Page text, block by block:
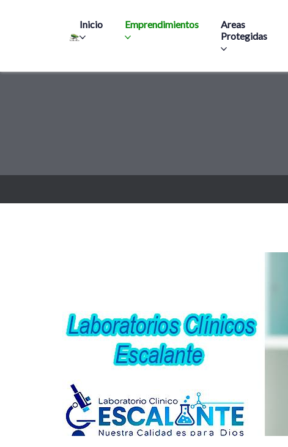
Inicio Emprendimientos
Areas
Protegidas